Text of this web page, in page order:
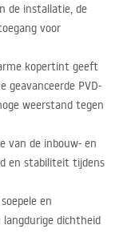
de installatie, de
voor
kopertint geeft
geavanceerde PVD-
weerstand tegen
van de inbouw- en
en stabiliteit tijdens
en
dichtheid